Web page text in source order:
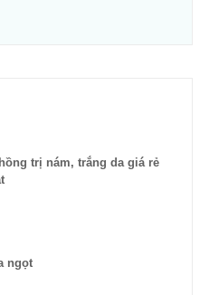
trị nám, trắng da giá rẻ
ngọt